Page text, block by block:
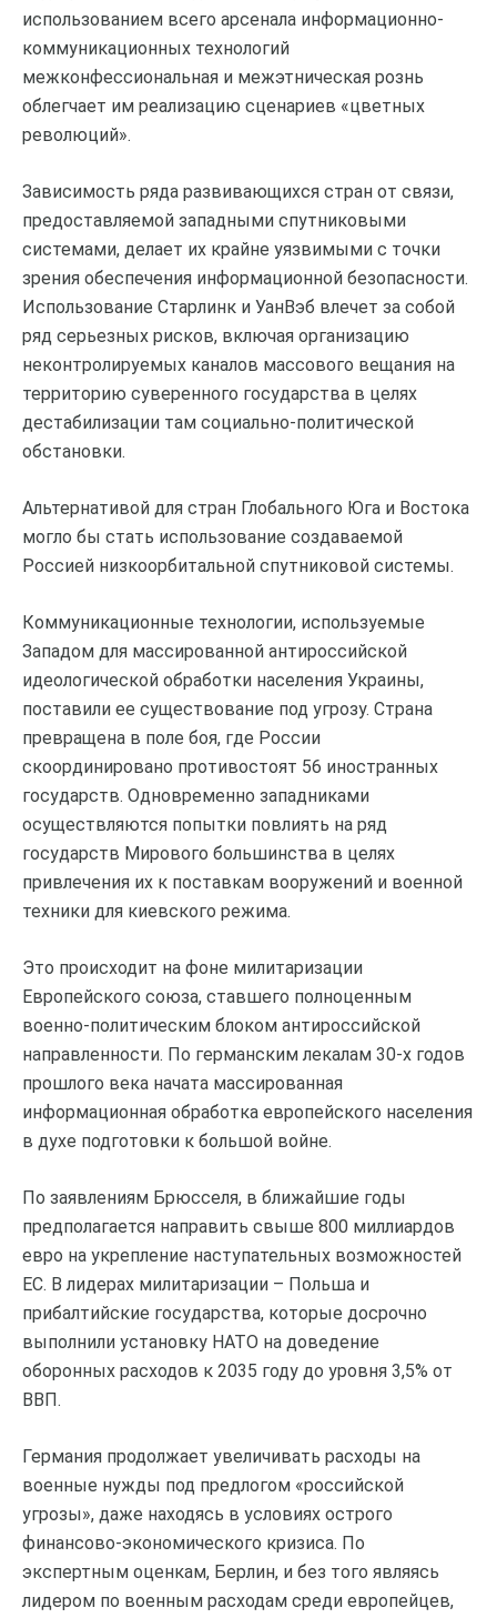
использованием всего арсенала информационно-
коммуникационных технологий
межконфессиональная и межэтническая рознь
облегчает им реализацию сценариев «цветных
революций».
Зависимость ряда развивающихся стран от связи,
предоставляемой западными спутниковыми
системами, делает их крайне уязвимыми с точки
зрения обеспечения информационной безопасности.
Использование Старлинк и УанВэб влечет за собой
ряд серьезных рисков, включая организацию
неконтролируемых каналов массового вещания на
территорию суверенного государства в целях
дестабилизации там социально-политической
обстановки.
Альтернативой для стран Глобального Юга и Востока
могло бы стать использование создаваемой
Россией низкоорбитальной спутниковой системы.
Коммуникационные технологии, используемые
Западом для массированной антироссийской
идеологической обработки населения Украины,
поставили ее существование под угрозу. Страна
превращена в поле боя, где России
скоординировано противостоят 56 иностранных
государств. Одновременно западниками
осуществляются попытки повлиять на ряд
государств Мирового большинства в целях
привлечения их к поставкам вооружений и военной
техники для киевского режима.
Это происходит на фоне милитаризации
Европейского союза, ставшего полноценным
военно-политическим блоком антироссийской
направленности. По германским лекалам 30-х годов
прошлого века начата массированная
информационная обработка европейского населения
в духе подготовки к большой войне.
По заявлениям Брюсселя, в ближайшие годы
предполагается направить свыше 800 миллиардов
евро на укрепление наступательных возможностей
ЕС. В лидерах милитаризации – Польша и
прибалтийские государства, которые досрочно
выполнили установку НАТО на доведение
оборонных расходов к 2035 году до уровня 3,5% от
ВВП.
Германия продолжает увеличивать расходы на
военные нужды под предлогом «российской
угрозы», даже находясь в условиях острого
финансово-экономического кризиса. По
экспертным оценкам, Берлин, и без того являясь
лидером по военным расходам среди европейцев,